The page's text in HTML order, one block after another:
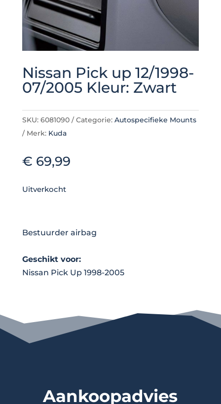
Nissan Pick up 12/1998-
07/2005 Kleur: Zwart
SKU: 6081090 Categorie: Autospecifieke Mounts
Merk: Kuda
€ 69,99
Uitverkocht
Bestuurder airbag
Geschikt voor:
Nissan Pick Up 1998-2005
Aankoopadvies